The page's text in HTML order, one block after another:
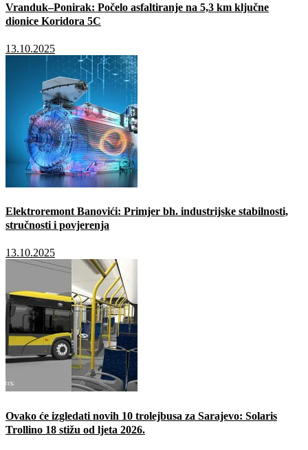
Vranduk–Ponirak: Počelo asfaltiranje na 5,3 km ključne
dionice Koridora 5C
13.10.2025
Elektroremont Banovići: Primjer bh. industrijske stabilnosti,
stručnosti i povjerenja
13.10.2025
Ovako će izgledati novih 10 trolejbusa za Sarajevo: Solaris
Trollino 18 stižu od ljeta 2026.